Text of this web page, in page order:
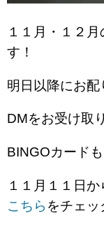
１１月・１２
す！
明日以降にお配
DMをお受け取
BINGOカード
１１月１１日
こちら をチェッ